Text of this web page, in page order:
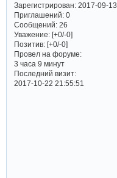
Зарегистрирован: 2017-09-13
Приглашений:0
Сообщений:26
Уважение: [+0/-0]
Позитив: [+0/-0]
Провел на форуме:
3 часа 9 минут
Последний визит:
2017-10-22 21:55:51